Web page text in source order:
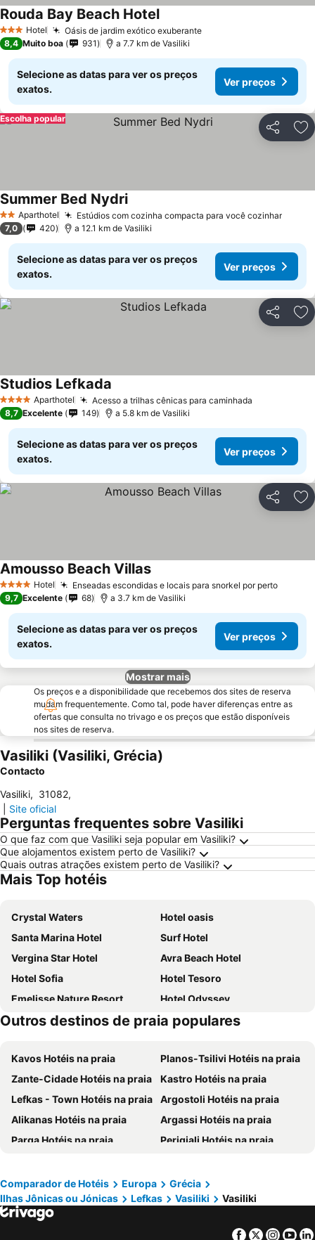
3 EstrelasHotel Oásis de jardim exótico exuberante
Rouda Bay Beach Hotel
8,4 Muito boa 931 a 7.7 km de Vasiliki
Selecione as datas para ver os preços
exatos.
Ver preços
Partilhar
Escolha popular
2 EstrelasAparthotel Estúdios com cozinha compacta para você cozinhar
Summer Bed Nydri
7,0 420 a 12.1 km de Vasiliki
Selecione as datas para ver os preços
exatos.
Ver preços
Partilhar
4 EstrelasAparthotel Acesso a trilhas cênicas para caminhada
Studios Lefkada
8,7 Excelente 149 a 5.8 km de Vasiliki
Selecione as datas para ver os preços
exatos.
Ver preços
Partilhar
4 EstrelasHotel Enseadas escondidas e locais para snorkel por perto
Amousso Beach Villas
9,7 Excelente 68 a 3.7 km de Vasiliki
Selecione as datas para ver os preços
exatos.
Ver preços
Mostrar mais
Os preços e a disponibilidade que recebemos dos sites de reserva
mudam frequentemente. Como tal, pode haver diferenças entre as
ofertas que consulta no trivago e os preços que estão disponíveis
nos sites de reserva.
Vasiliki (Vasiliki, Grécia)
Contacto
Vasiliki, 31082,
Site oficial
Perguntas frequentes sobre Vasiliki
O que faz com que Vasiliki seja popular em Vasiliki?
Que alojamentos existem perto de Vasiliki?
Quais outras atrações existem perto de Vasiliki?
Mais Top hotéis
Crystal Waters
Hotel oasis
Santa Marina Hotel
Surf Hotel
Vergina Star Hotel
Avra Beach Hotel
Hotel Sofia
Hotel Tesoro
Emelisse Nature Resort
Hotel Odyssey
Red Tower Hotel
Grand TheoNi Boutique Hotel & Spa
Ponti Beach Hotel
Thomais Boutique Hotel
Fiscardonna Luxury Suites
Aliki Hotel
Nefeli Hotel
Averto
Sunrise Hotel Nikiana Lefkada
Almyra Hotel
Hotel Scorpios
Hotel Nostos
Elisso Hotel
Athos Hotel
Athineon
Elisso Hotel Lefkada
Ionian Blue Bungalows & Spa Resort
Outros destinos de praia populares
Kavos Hotéis na praia
Planos-Tsilivi Hotéis na praia
Zante-Cidade Hotéis na praia
Kastro Hotéis na praia
Lefkas - Town Hotéis na praia
Argostoli Hotéis na praia
Alikanas Hotéis na praia
Argassi Hotéis na praia
Parga Hotéis na praia
Perigiali Hotéis na praia
Svoronata Hotéis na praia
Lixouri Hotéis na praia
Gaios Hotéis na praia
Vasiliki Hotéis na praia
Lassi Hotéis na praia
Comparador de Hotéis Europa
Grécia
Ilhas Jônicas ou Jónicas
Lefkas Vasiliki Vasiliki
Facebook
Twitter